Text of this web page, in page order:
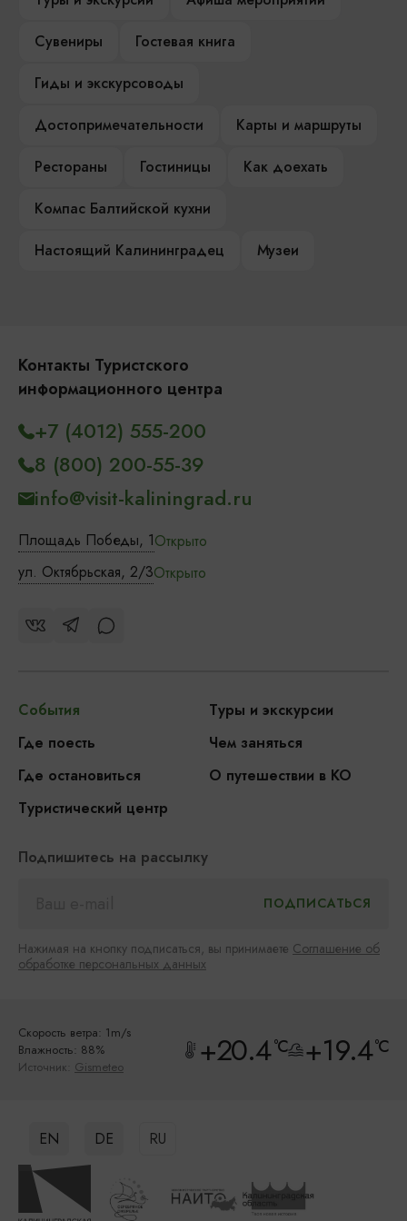
Сувениры
Гостевая книга
Гиды и экскурсоводы
Достопримечательности
Карты и маршруты
Рестораны
Гостиницы
Как доехать
Компас Балтийской кухни
Настоящий Калининградец
Музеи
Контакты Туристского
информационного центра
Площадь Победы, 1Открыто
ул. Октябрьская, 2/3Открыто
+7 (4012) 555-200
8 (800) 200-55-39
info@visit-kaliningrad.ru
События
Туры и экскурсии
Где поесть
Чем заняться
Где остановиться
О путешествии в КО
Туристический центр
Подпишитесь на рассылку
Нажимая на кнопку подписаться, вы принимаете Соглашение об
обработке персональных данных
Скорость ветра: 1m/s
Влажность: 88%
Источник: Gismeteo +20.4°C +19.4°C
EN DE RU